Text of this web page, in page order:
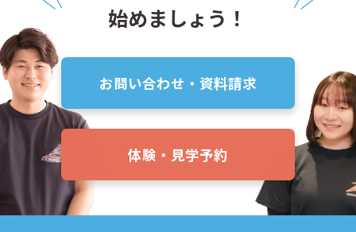
始めましょう！
お問い合わせ・資料請求
体験・見学予約